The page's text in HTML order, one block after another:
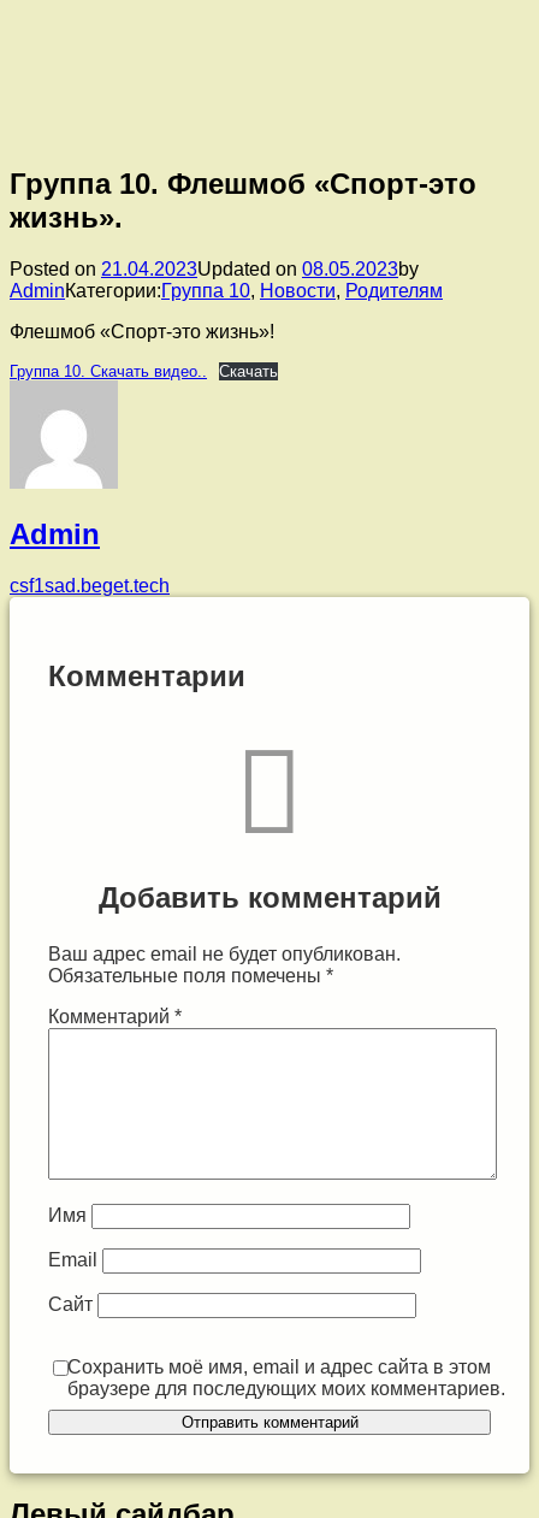
Группа 10. Флешмоб «Спорт-это
жизнь».
Posted on 21.04.2023Updated on 08.05.2023by
AdminКатегории:Группа 10, Новости, Родителям
Флешмоб «Спорт-это жизнь»!
Группа 10. Скачать видео.. Скачать
Admin
csf1sad.beget.tech
Комментарии
Добавить комментарий
Ваш адрес email не будет опубликован.
Обязательные поля помечены *
Комментарий *
Имя
Email
Сайт
Сохранить моё имя, email и адрес сайта в этом
браузере для последующих моих комментариев.